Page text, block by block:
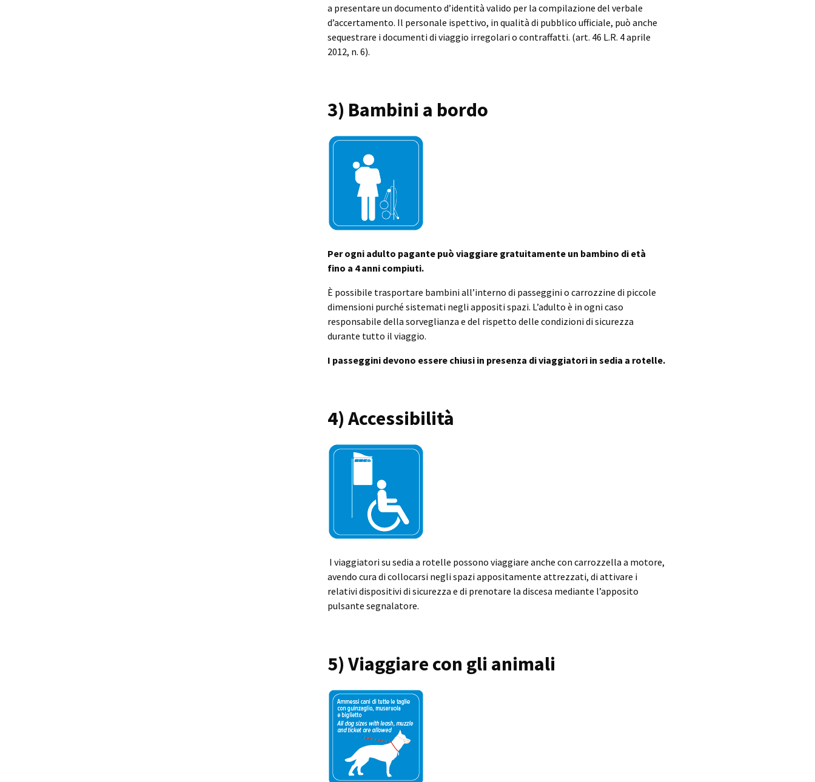
a presentare un documento d’identità valido per la compilazione del verbale
d’accertamento. Il personale ispettivo, in qualità di pubblico ufficiale, può anche
sequestrare i documenti di viaggio irregolari o contraffatti. (art. 46 L.R. 4 aprile
2012, n. 6).
3) Bambini a bordo
Per ogni adulto pagante può viaggiare gratuitamente un bambino di età
fino a 4 anni compiuti.
È possibile trasportare bambini all’interno di passeggini o carrozzine di piccole
dimensioni purché sistemati negli appositi spazi. L’adulto è in ogni caso
responsabile della sorveglianza e del rispetto delle condizioni di sicurezza
durante tutto il viaggio.
I passeggini devono essere chiusi in presenza di viaggiatori in sedia a rotelle.
4) Accessibilità
I viaggiatori su sedia a rotelle possono viaggiare anche con carrozzella a motore,
avendo cura di collocarsi negli spazi appositamente attrezzati, di attivare i
relativi dispositivi di sicurezza e di prenotare la discesa mediante l’apposito
pulsante segnalatore.
5) Viaggiare con gli animali